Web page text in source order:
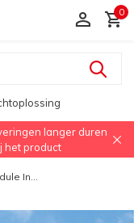
0
langer duren
het product
In...